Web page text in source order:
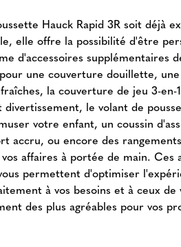
Hauck Rapid 3R soit déjà
elle offre la possibilité d'être
d'accessoires supplémentaires
une couverture douillette,
la couverture de jeu 3-
divertissement, le volant de
votre enfant, un coussin
accru, ou encore des
affaires à portée de main. Ces
permettent d'optimiser
à vos besoins et à ceux
des plus agréables pour vos